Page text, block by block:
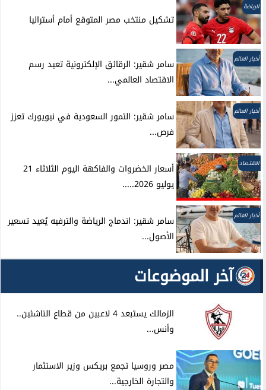
الرياضة
تشكيل منتخب مصر المتوقع أمام أستراليا
أخبار العالم
سامر شقير: الرقائق الإلكترونية تعيد رسم
الاقتصاد العالمي...
أخبار العالم
سامر شقير: التمور السعودية في نيويورك تعزز
فرص...
الاقتصاد
أسعار الخضروات والفاكهة اليوم الثلاثاء 21
يوليو 2026.....
أخبار العالم
سامر شقير: اندماج الرياضة والترفيه يُعيد تسعير
الأصول...
آخر الموضوعات
الزمالك يستبعد 4 لاعبين من قطاع الناشئين..
وأنس...
مصر وروسيا تجمع بريكس وزير الاستثمار
والتجارة الخارجية...